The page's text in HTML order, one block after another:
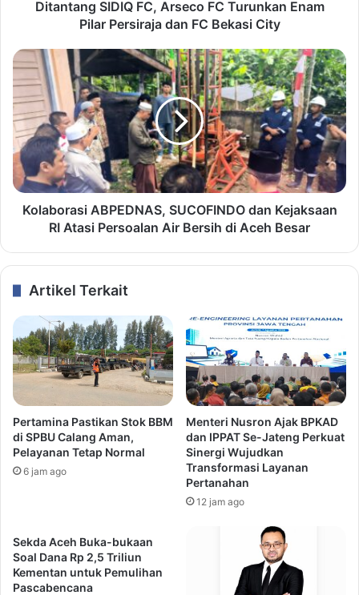
Ditantang SIDIQ FC, Arseco FC Turunkan Enam
Pilar Persiraja dan FC Bekasi City
Kolaborasi ABPEDNAS, SUCOFINDO dan Kejaksaan
RI Atasi Persoalan Air Bersih di Aceh Besar
Artikel Terkait
Pertamina Pastikan Stok BBM
di SPBU Calang Aman,
Pelayanan Tetap Normal
6 jam ago
Menteri Nusron Ajak BPKAD
dan IPPAT Se-Jateng Perkuat
Sinergi Wujudkan
Transformasi Layanan
Pertanahan
12 jam ago
Sekda Aceh Buka-bukaan
Soal Dana Rp 2,5 Triliun
Kementan untuk Pemulihan
Pascabencana